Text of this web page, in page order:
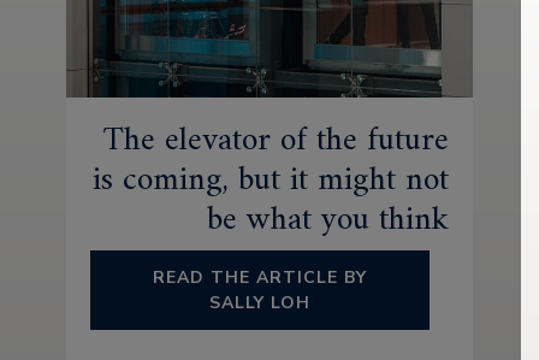
The elevator of the future
is coming, but it might not
be what you think
READ THE ARTICLE BY
SALLY LOH